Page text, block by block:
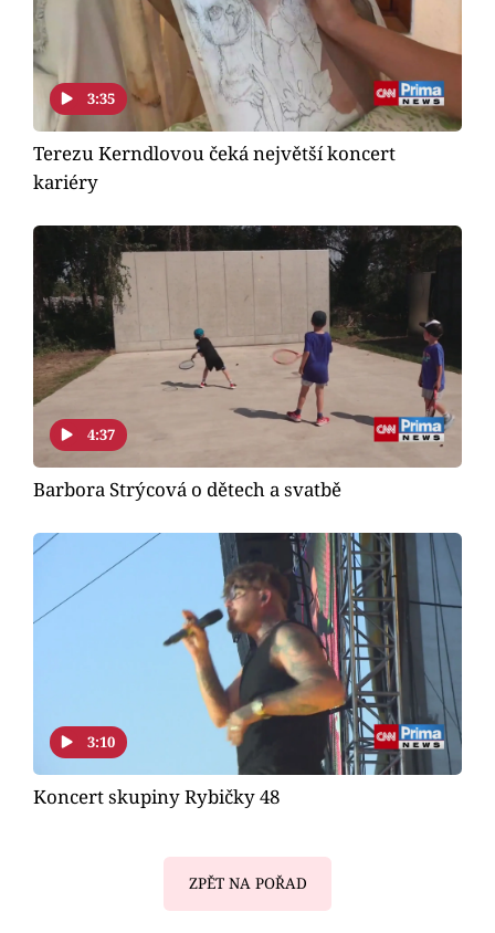
3:35
Terezu Kerndlovou čeká největší koncert
kariéry
4:37
Barbora Strýcová o dětech a svatbě
3:10
Koncert skupiny Rybičky 48
ZPĚT NA POŘAD